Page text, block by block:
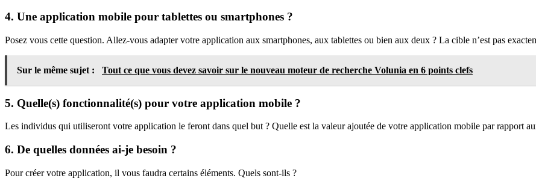
4. Une application mobile pour tablettes ou smartphones ?
Posez vous cette question. Allez-vous adapter votre application aux smartphones, aux tablettes ou bien aux deux ? La cible n’est pas
Sur le même sujet : Tout ce que vous devez savoir sur le nouveau moteur de recherche Volunia en 6 points clefs
5. Quelle(s) fonctionnalité(s) pour votre application mobile ?
Les individus qui utiliseront votre application le feront dans quel but ? Quelle est la valeur ajoutée de votre application mobile par rapport
6. De quelles données ai-je besoin ?
Pour créer votre application, il vous faudra certains éléments. Quels sont-ils ?